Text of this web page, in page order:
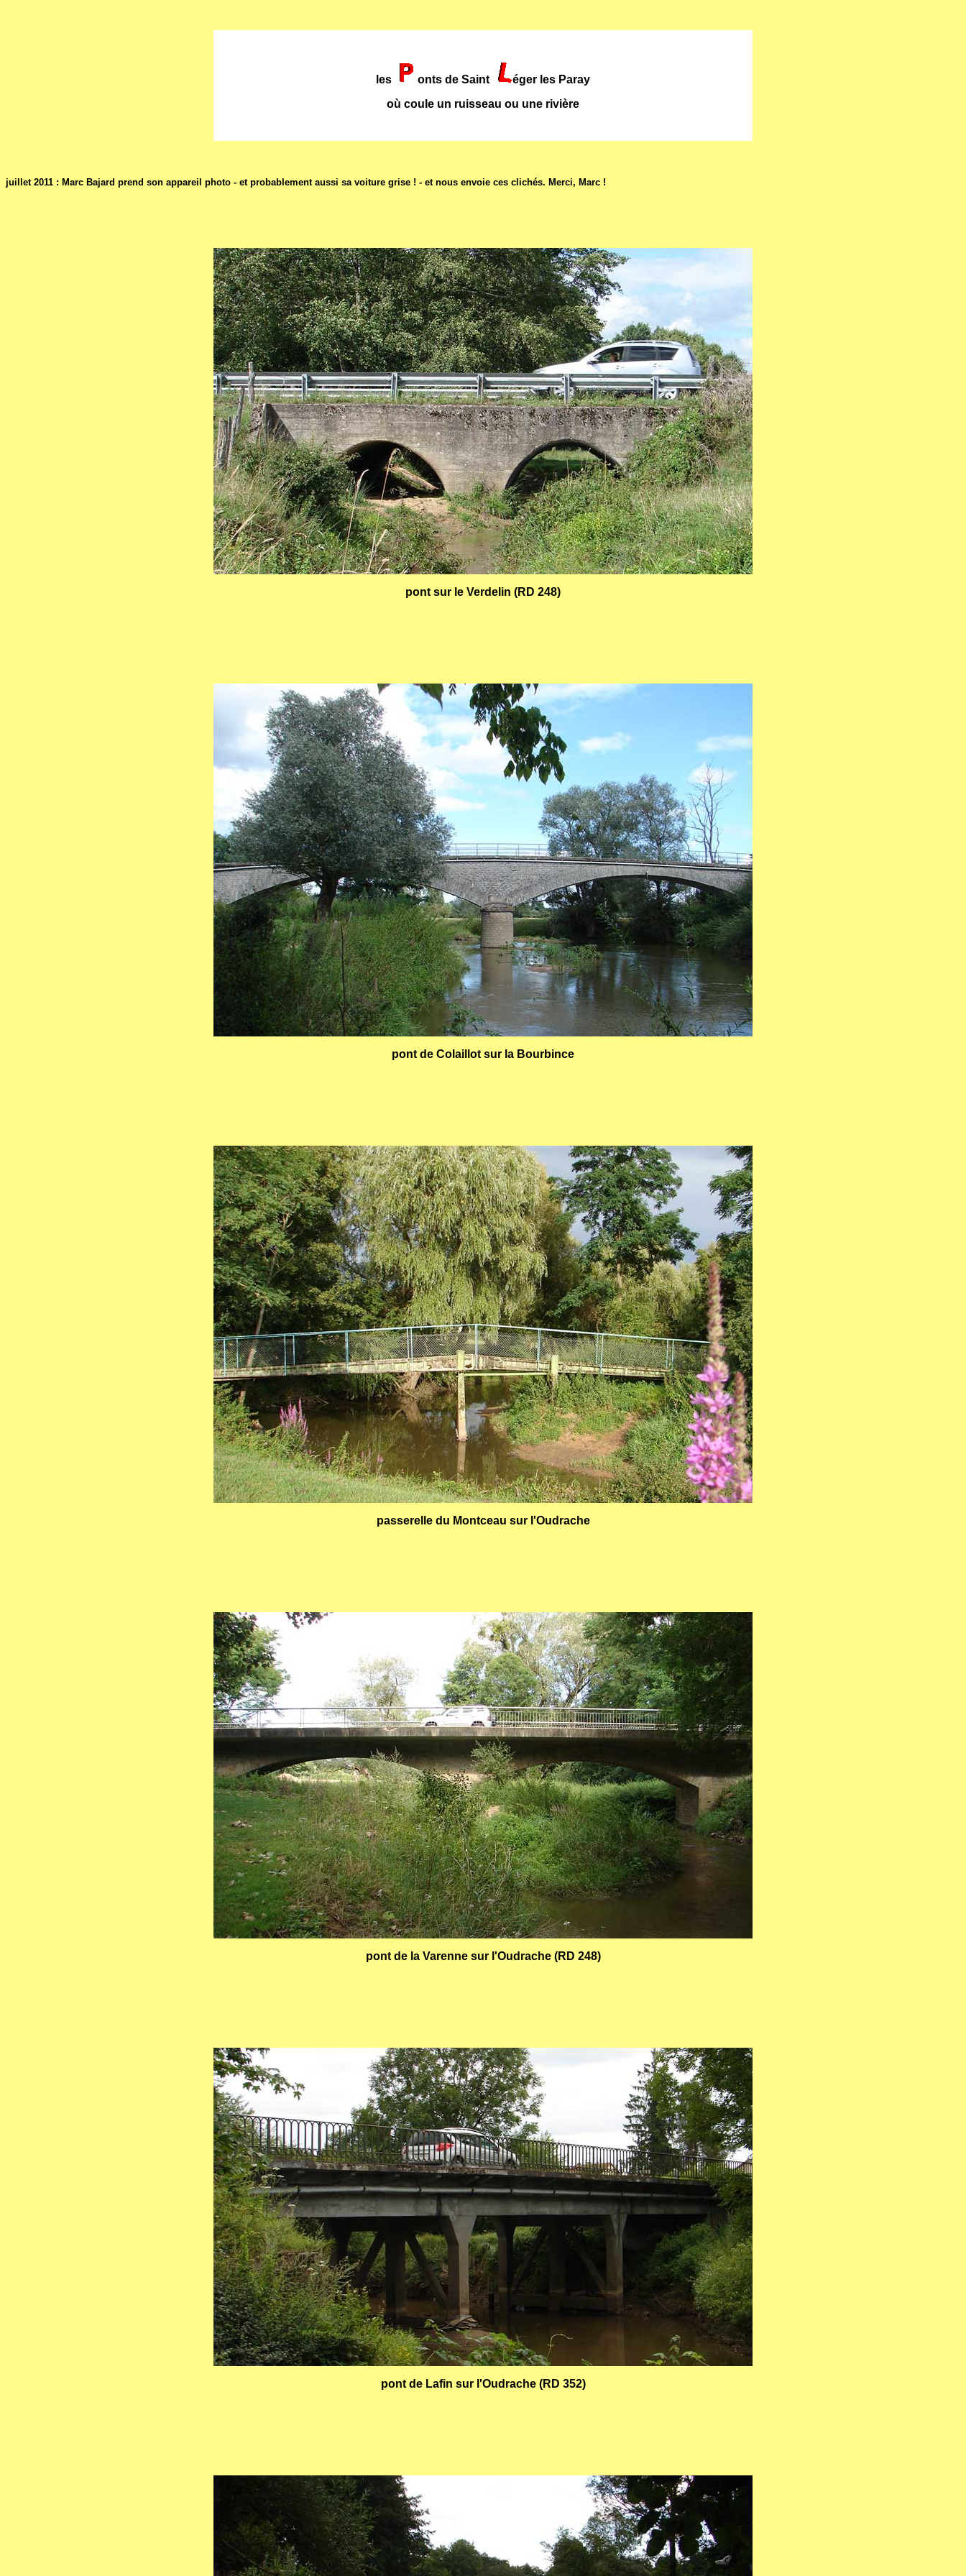
les onts de Saint
éger les Paray
où coule un ruisseau ou une rivière
juillet 2011 : Marc Bajard prend son appareil photo - et probablement aussi sa voiture grise ! - et nous envoie ces clichés. Merci, Marc !
pont sur le Verdelin (RD 248)
pont de Colaillot sur la Bourbince
passerelle du Montceau sur l'Oudrache
pont de la Varenne sur l'Oudrache (RD 248)
pont de Lafin sur l'Oudrache (RD 352)